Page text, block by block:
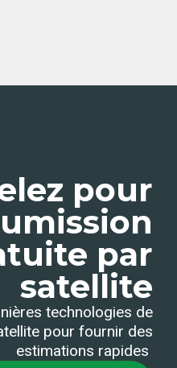
pour
par
satellite
technologies de
pour fournir des
estimations rapides